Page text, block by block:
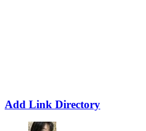
Add Link Directory